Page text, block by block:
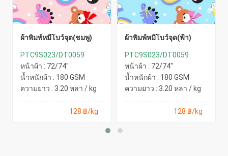
ผ้าพิมพ์หมีโบว์จุด(ชมพู)
PTC9S023/DT0059
หน้าผ้า : 72/74"
น้ำหนักผ้า : 180 GSM
ความยาว : 3.20 หลา / kg
128 ฿/kg
ผ้าพิมพ์หมีโบว์จุด(ฟ้า)
PTC9S023/DT0059
หน้าผ้า : 72/74"
น้ำหนักผ้า : 180 GSM
ความยาว : 3.20 หลา / kg
128 ฿/kg